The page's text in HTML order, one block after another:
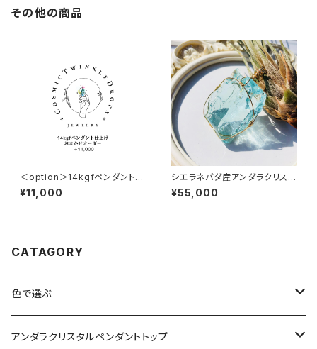
その他の商品
＜option＞14kgfペンダント仕
上げ★ おまかせオーダー +11,
000円
¥11,000
シエラネバダ産アンダラクリスタ
ル★宝石質～Gem Cyan Ang
el～【世界で1つだけのアンダラ
¥55,000
CATAGORY
色で選ぶ
ブルー
アンダラクリスタルペンダントトップ